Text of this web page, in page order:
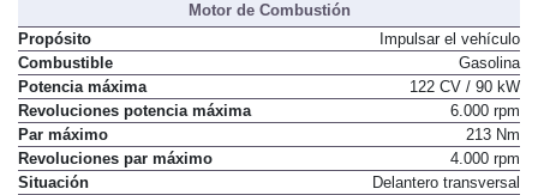
Motor de Combustión
Propósito
Impulsar el vehículo
Combustible
Gasolina
Potencia máxima
122 CV / 90 kW
Revoluciones potencia máxima
6.000 rpm
Par máximo
213 Nm
Revoluciones par máximo
4.000 rpm
Situación
Delantero transversal